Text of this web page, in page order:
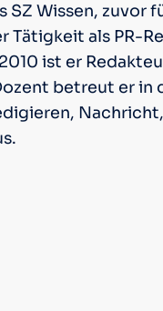
Wissen, zuvor
Tätigkeit als PR-
ist er
betreut er in